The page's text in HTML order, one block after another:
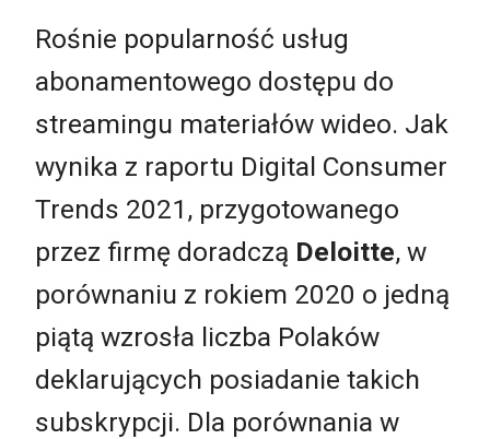
Rośnie popularność usług
abonamentowego dostępu do
streamingu materiałów wideo. Jak
wynika z raportu Digital Consumer
Trends 2021, przygotowanego
przez firmę doradczą Deloitte, w
porównaniu z rokiem 2020 o jedną
piątą wzrosła liczba Polaków
deklarujących posiadanie takich
subskrypcji. Dla porównania w